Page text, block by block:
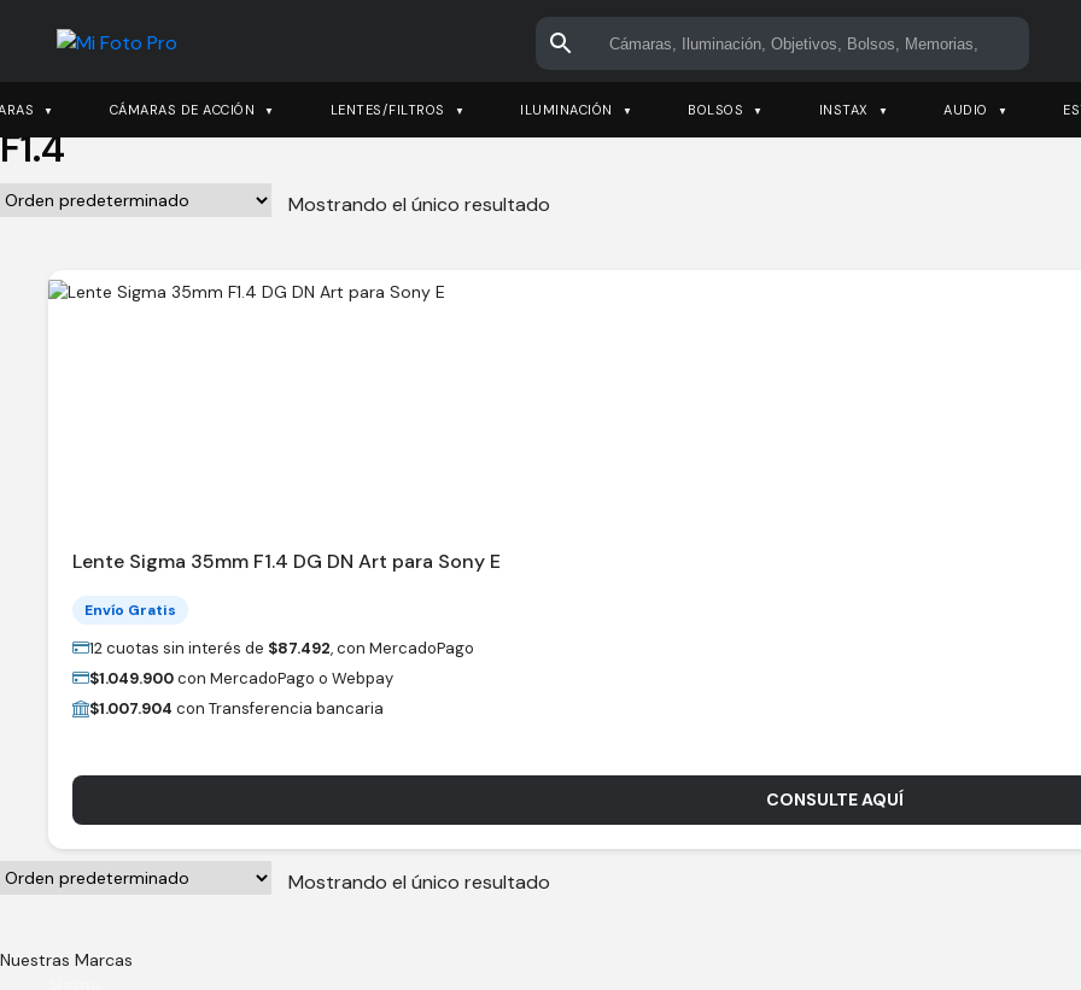
CÁMARAS DE ACCIÓN LENTES/FILTROS ILUMINACIÓN BOLSOS INSTAX AUDIO
F1.4
Mostrando el único resultado
Lente Sigma 35mm F1.4 DG DN Art para Sony E
Envío Gratis
12 cuotas sin interés de $87.492, con MercadoPago
$1.049.900con MercadoPago o Webpay
$1.007.904 con Transferencia bancaria
CONSULTE AQUÍ
Mostrando el único resultado
Nuestras Marcas